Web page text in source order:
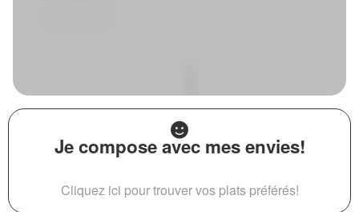
Je compose avec mes envies!
Cliquez ici pour trouver vos plats préférés!